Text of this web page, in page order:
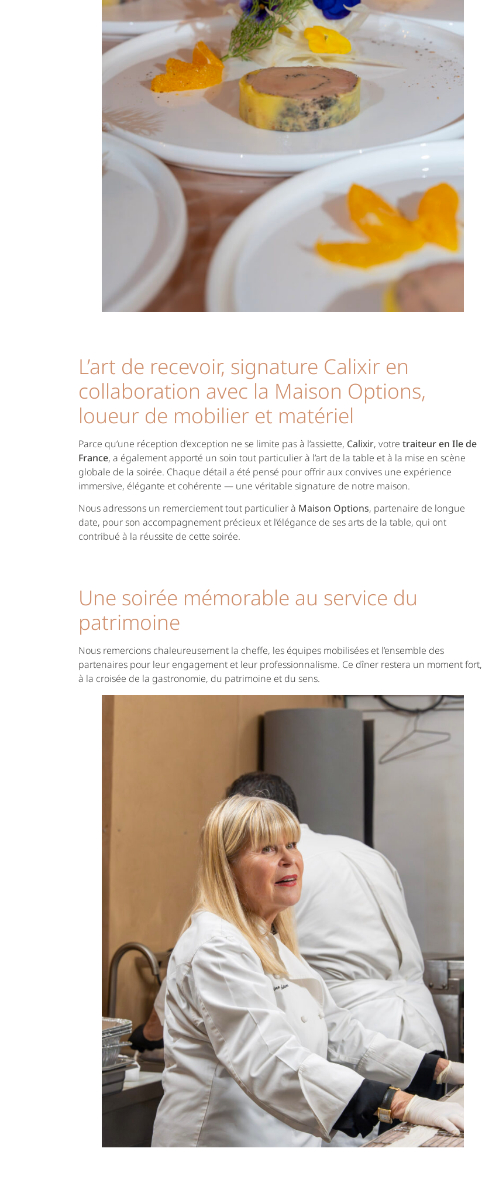
L’art de recevoir, signature Calixir en
collaboration avec la Maison Options,
loueur de mobilier et matériel
Parce qu’une réception d’exception ne se limite pas à l’assiette, Calixir, votretraiteur en Ile de
France, a également apporté un soin tout particulier à l’art de la table et à la mise en scène
globale de la soirée. Chaque détail a été pensé pour offrir aux convives une expérience
immersive, élégante et cohérente — une véritable signature de notre maison.
Nous adressons un remerciement tout particulier à Maison Options, partenaire de longue
date, pour son accompagnement précieux et l’élégance de ses arts de la table, qui ont
contribué à la réussite de cette soirée.
Une soirée mémorable au service du
patrimoine
Nous remercions chaleureusement la cheffe, les équipes mobilisées et l’ensemble des
partenaires pour leur engagement et leur professionnalisme. Ce dîner restera un moment fort,
à la croisée de la gastronomie, du patrimoine et du sens.